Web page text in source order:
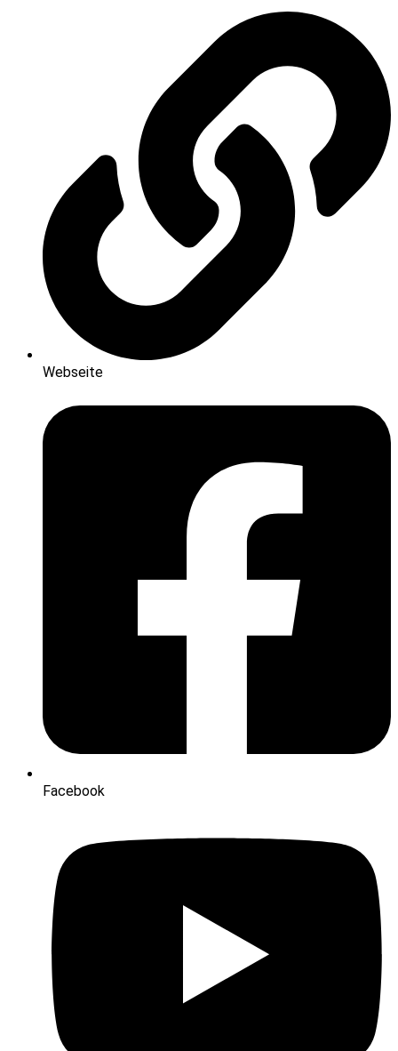
Webseite
Facebook